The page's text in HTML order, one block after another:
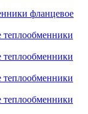
фланцевое
теплообменники
теплообменники
теплообменники
теплообменники